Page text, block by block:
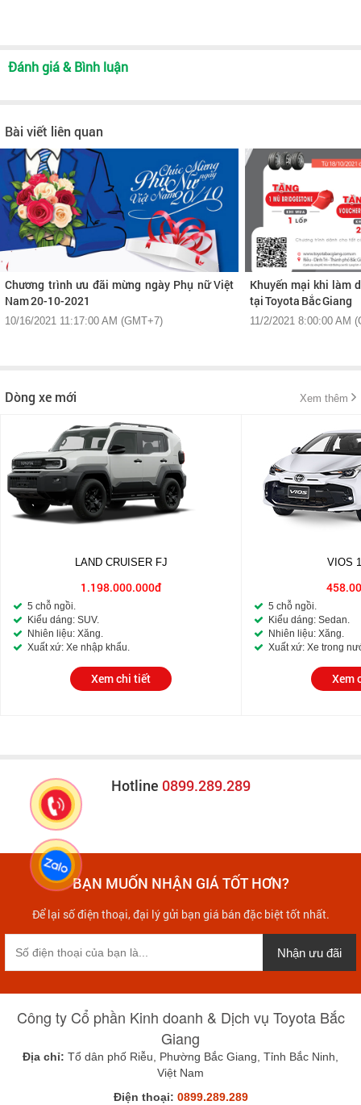
Đánh giá & Bình luận
Bài viết liên quan
Chương trình ưu đãi mừng ngày Phụ nữ Việt
Nam 20-10-2021
10/16/2021 11:17:00 AM (GMT+7)
Khuyến mại khi làm
tại Toyota Bắc Giang
11/2/2021 8:00:00 AM
Dòng xe mới Xem thêm
LAND CRUISER FJ
1.198.000.000đ
5 chỗ ngồi.
Kiểu dáng: SUV.
Nhiên liệu: Xăng.
Xuất xứ: Xe nhập khẩu.
Xem chi tiết
VIOS
5 chỗ ngồi.
Kiểu dáng: Sedan.
Nhiên liệu: Xăng.
Xuất xứ: Xe trong
Xem
Hotline 0899.289.289
BẠN MUỐN NHẬN GIÁ TỐT HƠN?
Để lại số điện thoại, đại lý gửi bạn giá bán đặc biệt tốt nhất.
Nhận ưu đãi
Công ty Cổ phần Kinh doanh & Dịch vụ Toyota Bắc
Giang
Địa chỉ: Tổ dân phố Riễu, Phường Bắc Giang, Tỉnh Bắc Ninh,
Việt Nam
Điện thoại: 0899.289.289